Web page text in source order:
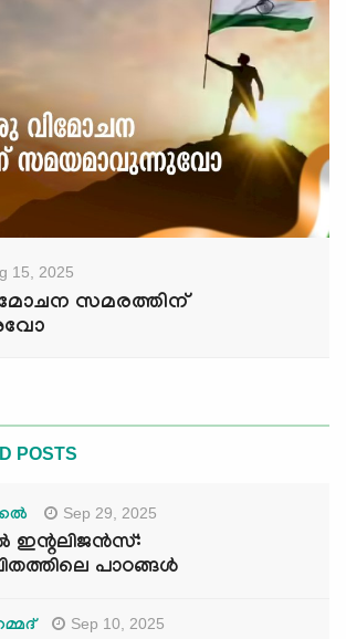
15, 2025
സമരത്തിന്
POSTS
Sep 29, 2025
പാഠങ്ങൾ
Sep 10, 2025